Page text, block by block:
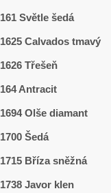
161 Světle šedá
1625 Calvados tmavý
1626 Třešeň
164 Antracit
1694 Olše diamant
1700 Šedá
1715 Bříza sněžná
1738 Javor klen